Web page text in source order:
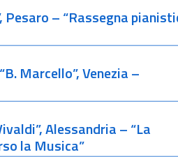
Pesaro – “Rassegna
Marcello”, Venezia –
Alessandria – “La
la Musica”